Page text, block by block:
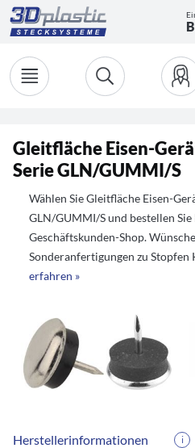
Gleitfläche Eisen-
Serie GLN/GUMMI/S
Wählen Sie Gleitfläche Eisen-
GLN/GUMMI/S und bestellen
Geschäftskunden-Shop.
Sonderanfertigungen zu Stopfen
erfahren »
Herstellerinformationen i